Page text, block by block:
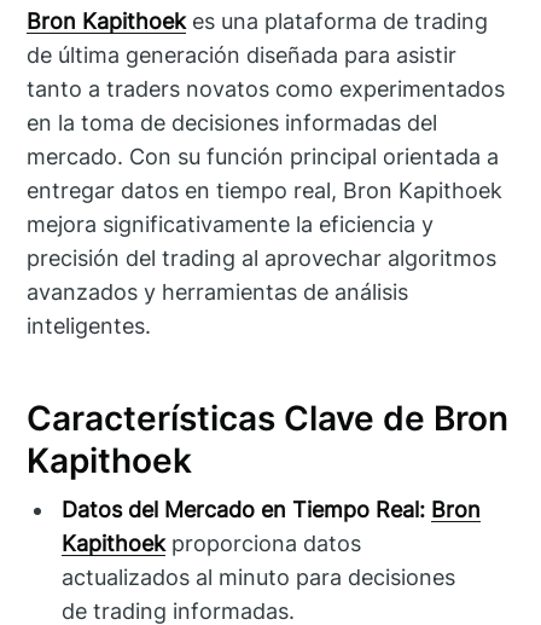
Bron Kapithoekes una plataforma de trading
de última generación diseñada para asistir
tanto a traders novatos como experimentados
en la toma de decisiones informadas del
mercado. Con su función principal orientada a
entregar datos en tiempo real, Bron Kapithoek
mejora significativamente la eficiencia y
precisión del trading al aprovechar algoritmos
avanzados y herramientas de análisis
inteligentes.
Características Clave de Bron
Kapithoek
Datos del Mercado en Tiempo Real: Bron
Kapithoekproporciona datos
actualizados al minuto para decisiones
de trading informadas.